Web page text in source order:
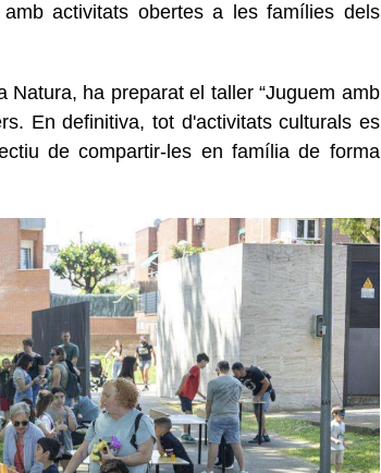
activitats obertes a les famílies dels
ha preparat el taller “Juguem amb
En definitiva, tot d'activitats culturals es
de compartir-les en família de forma